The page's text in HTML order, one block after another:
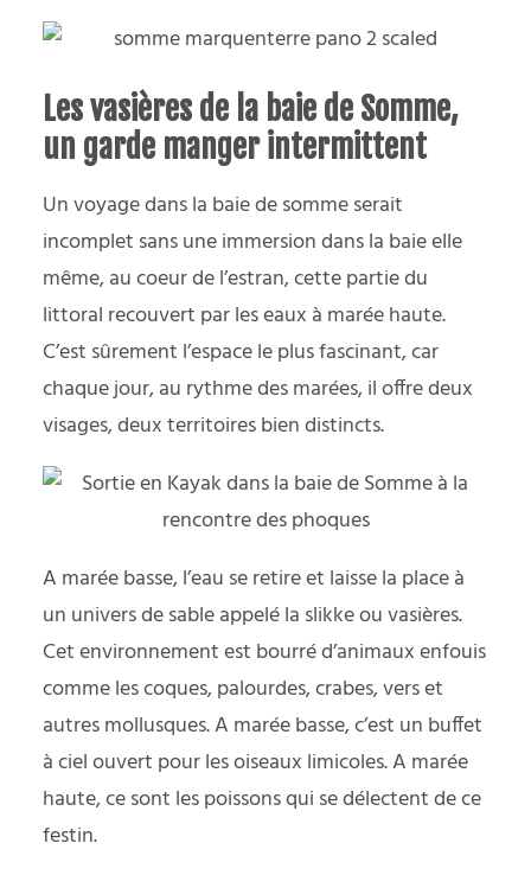
Les vasières de la baie de Somme,
un garde manger intermittent
Un voyage dans la baie de somme serait
incomplet sans une immersion dans la baie elle
même, au coeur de l’estran, cette partie du
littoral recouvert par les eaux à marée haute.
C’est sûrement l’espace le plus fascinant, car
chaque jour, au rythme des marées, il offre deux
visages, deux territoires bien distincts.
A marée basse, l’eau se retire et laisse la place à
un univers de sable appelé la slikke ou vasières.
Cet environnement est bourré d’animaux enfouis
comme les coques, palourdes, crabes, vers et
autres mollusques. A marée basse, c’est un buffet
à ciel ouvert pour les oiseaux limicoles. A marée
haute, ce sont les poissons qui se délectent de ce
festin.